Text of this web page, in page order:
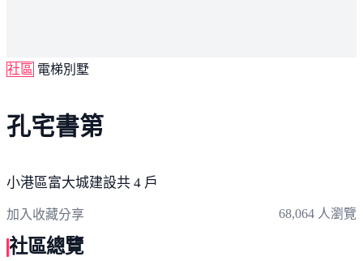
社區 電梯別墅
孔宅書第
小港區富大城建設共 4 戶
加入收藏分享 68,064 人瀏覽
社區總覽